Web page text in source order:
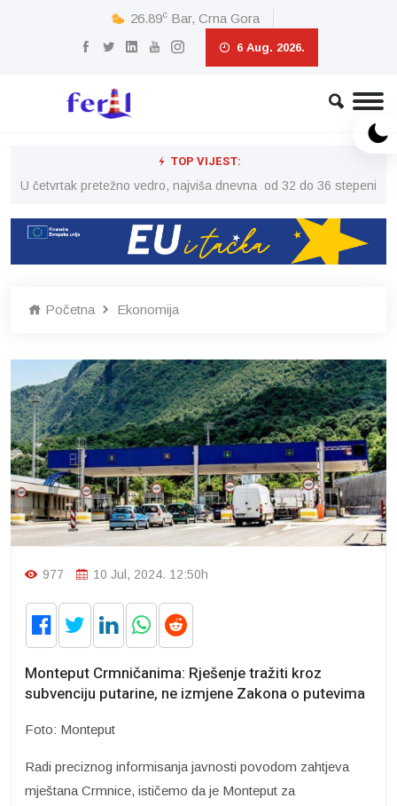
26.89c Bar, Crna Gora
6 Aug. 2026.
TOP VIJEST:
U četvrtak pretežno vedro, najviša dnevna od 32 do 36 stepeni
Početna Ekonomija
977 10 Jul, 2024. 12:50h
Monteput Crmničanima: Rješenje tražiti kroz
subvenciju putarine, ne izmjene Zakona o putevima
Foto: Monteput
Radi preciznog informisanja javnosti povodom zahtjeva
mještana Crmnice, ističemo da je Monteput za